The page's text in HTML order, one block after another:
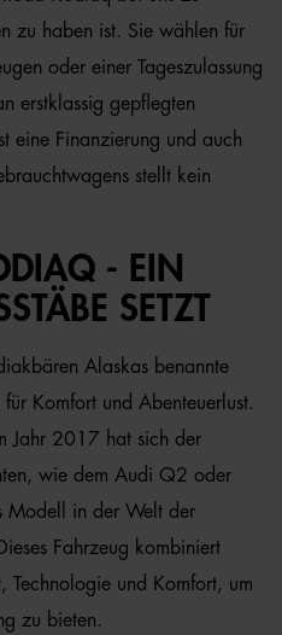
zu haben ist. Sie wählen für
oder einer Tageszulassung
erstklassig gepflegten
eine Finanzierung und auch
stellt kein
- EIN
SETZT
Alaskas benannte
Komfort und Abenteuerlust.
Jahr 2017 hat sich der
wie dem Audi Q2 oder
Modell in der Welt der
Fahrzeug kombiniert
Technologie und Komfort, um
zu bieten.